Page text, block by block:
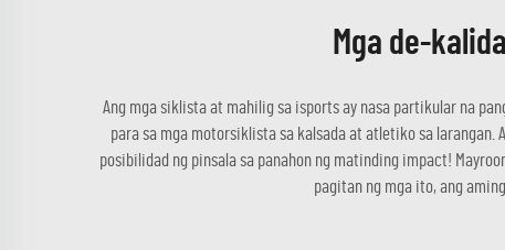
Mga de-
Ang mga siklista at mahilig sa isports ay nasa partikular na
para sa mga motorsiklista sa kalsada at atletiko sa larangan.
posibilidad ng pinsala sa panahon ng matinding impact!
pagitan ng mga ito, ang